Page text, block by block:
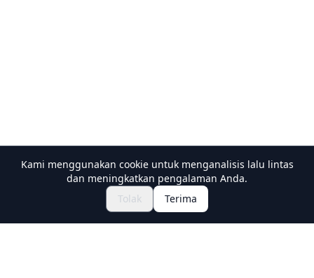
Jelajahi Festival & Acara
Dapatkan Tiket Matsuri Jepang
Kami menggunakan cookie untuk menganalisis lalu lintas
dan meningkatkan pengalaman Anda.
Tolak
Terima